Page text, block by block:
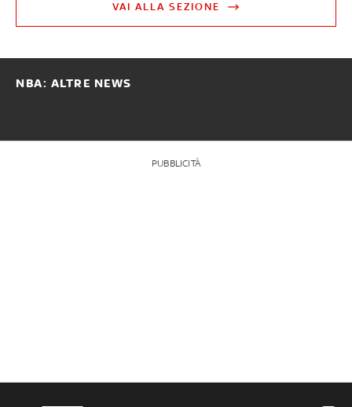
VAI ALLA SEZIONE
NBA: ALTRE NEWS
PUBBLICITÀ